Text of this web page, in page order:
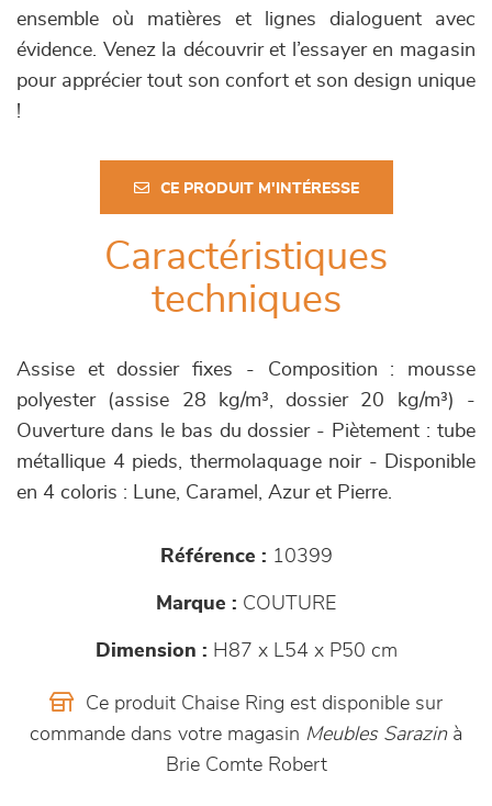
ensemble où matières et lignes dialoguent avec
évidence. Venez la découvrir et l’essayer en magasin
pour apprécier tout son confort et son design unique
!
CE PRODUIT M'INTÉRESSE
Caractéristiques
techniques
Assise et dossier fixes - Composition : mousse
polyester (assise 28 kg/m³, dossier 20 kg/m³) -
Ouverture dans le bas du dossier - Piètement : tube
métallique 4 pieds, thermolaquage noir - Disponible
en 4 coloris : Lune, Caramel, Azur et Pierre.
Référence : 10399
Marque : COUTURE
Dimension : H87 x L54 x P50 cm
Ce produit Chaise Ring est disponible sur
commande dans votre magasin Meubles Sarazinà
Brie Comte Robert